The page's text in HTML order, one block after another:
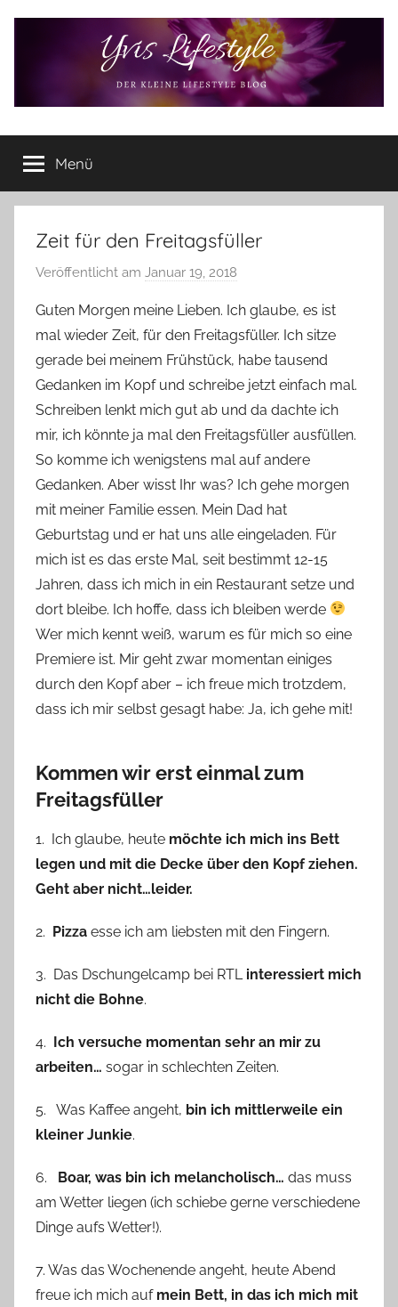
Yvis
Lifestyle
Lifestyle
Blog
–
Lifestyle,
Rezensionen,
Produkttests
vieles
mehr
Menü
Zeit für den Freitagsfüller
Veröffentlicht am Januar 19, 2018
n
Y
v
o
n
n
e
Guten Morgen meine Lieben. Ich glaube, es ist
mal wieder Zeit, für den Freitagsfüller. Ich sitze
gerade bei meinem Frühstück, habe tausend
Gedanken im Kopf und schreibe jetzt einfach mal.
Schreiben lenkt mich gut ab und da dachte ich
mir, ich könnte ja mal den Freitagsfüller ausfüllen.
So komme ich wenigstens mal auf andere
Gedanken. Aber wisst Ihr was? Ich gehe morgen
mit meiner Familie essen. Mein Dad hat
Geburtstag und er hat uns alle eingeladen. Für
mich ist es das erste Mal, seit bestimmt 12-15
Jahren, dass ich mich in ein Restaurant setze und
dort bleibe. Ich hoffe, dass ich bleiben werde
Wer mich kennt weiß, warum es für mich so eine
Premiere ist. Mir geht zwar momentan einiges
durch den Kopf aber – ich freue mich trotzdem,
dass ich mir selbst gesagt habe: Ja, ich gehe mit!
Kommen wir erst einmal zum
Freitagsfüller
1. Ich glaube, heute möchte ich mich ins Bett
legen und mit die Decke über den Kopf ziehen.
Geht aber nicht…leider.
2. Pizza esse ich am liebsten mit den Fingern.
3. Das Dschungelcamp bei RTL interessiert mich
nicht die Bohne.
4.
Ich versuche momentan sehr an mir zu
arbeiten… sogar in schlechten Zeiten.
5. Was Kaffee angeht, bin ich mittlerweile ein
kleiner Junkie.
6. Boar, was bin ich melancholisch… das muss
am Wetter liegen (ich schiebe gerne verschiedene
Dinge aufs Wetter!).
7. Was das Wochenende angeht, heute Abend
freue ich mich auf mein Bett, in das ich mich mit